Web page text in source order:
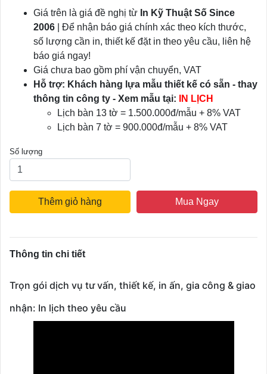
Giá trên là giá đề nghị từ In Kỹ Thuật Số Since
2006 | Để nhận báo giá chính xác theo kích thước,
số lượng cần in, thiết kế đặt in theo yêu cầu, liên hệ
báo giá ngay!
Giá chưa bao gồm phí vận chuyển, VAT
Hỗ trợ: Khách hàng lựa mẫu thiết kế có sẵn - thay
thông tin công ty - Xem mẫu tại:
IN LỊCH
Lịch bàn 13 tờ = 1.500.000đ/mẫu + 8% VAT
Lịch bàn 7 tờ = 900.000đ/mẫu + 8% VAT
Số lượng
Thêm giỏ hàng Mua Ngay
Thông tin chi tiết
Trọn gói dịch vụ tư vấn, thiết kế, in ấn, gia công & giao
nhận: In lịch theo yêu cầu